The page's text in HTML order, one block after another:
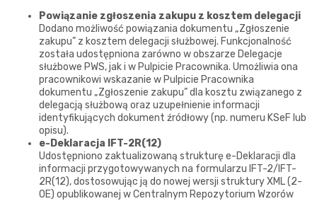
Powiązanie zgłoszenia zakupu z kosztem delegacji
Dodano możliwość powiązania dokumentu „Zgłoszenie
zakupu” z kosztem delegacji służbowej. Funkcjonalność
została udostępniona zarówno w obszarze Delegacje
służbowe PWS, jak i w Pulpicie Pracownika. Umożliwia ona
pracownikowi wskazanie w Pulpicie Pracownika
dokumentu „Zgłoszenie zakupu” dla kosztu związanego z
delegacją służbową oraz uzupełnienie informacji
identyfikujących dokument źródłowy (np. numeru KSeF lub
opisu).
e-Deklaracja IFT-2R(12)
Udostępniono zaktualizowaną strukturę e-Deklaracji dla
informacji przygotowywanych na formularzu IFT-2/IFT-
2R(12), dostosowując ją do nowej wersji struktury XML (2-
0E) opublikowanej w Centralnym Repozytorium Wzorów